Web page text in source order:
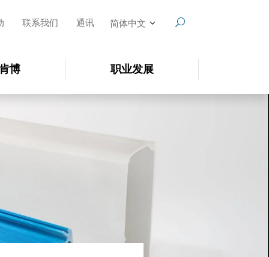
联系我们 通讯 简体中文
博 职业发展